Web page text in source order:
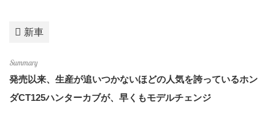
新車
発売以来、生産が追いつかないほどの人気を誇っているホン
ダCT125ハンターカブが、早くもモデルチェンジ